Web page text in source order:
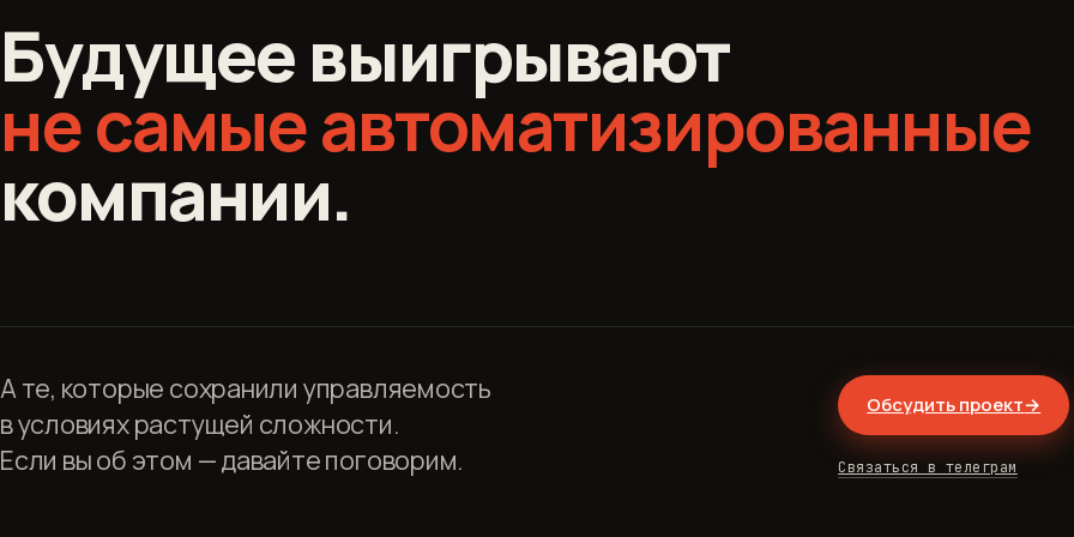
Будущее выигрывают
не самые автоматизированные
компании.
А те, которые сохранили управляемость
в условиях растущей сложности.
Если вы об этом — давайте поговорим.
Обсудить проект→
Связаться в телеграм